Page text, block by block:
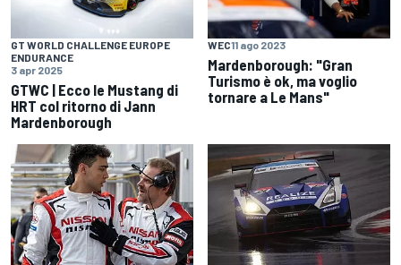
GT WORLD CHALLENGE EUROPE
ENDURANCE
3 apr 2025
GTWC | Ecco le Mustang di
HRT col ritorno di Jann
Mardenborough
WEC11 ago 2023
Mardenborough: "Gran
Turismo è ok, ma voglio
tornare a Le Mans"